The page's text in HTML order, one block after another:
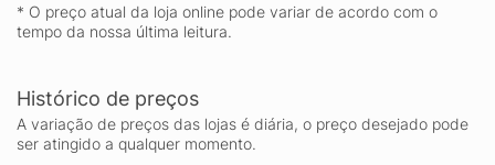
* O preço atual da loja online pode variar de acordo com o
tempo da nossa última leitura.
Histórico de preços
A variação de preços das lojas é diária, o preço desejado pode
ser atingido a qualquer momento.